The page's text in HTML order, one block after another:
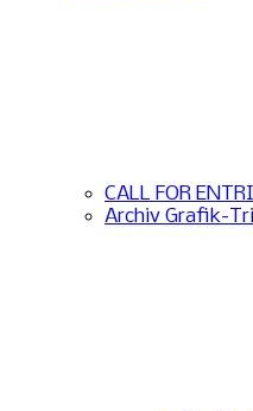
CALL FOR
Archiv Grafik-